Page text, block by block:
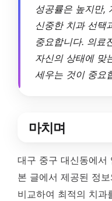
성공률은 높지만,
신중한 치과 선택
중요합니다. 의료
자신의 상태에 맞
세우는 것이 중요
마치며
대구 중구 대신동에서
본 글에서 제공된 정
비교하여 최적의 치과